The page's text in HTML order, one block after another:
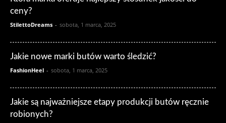
ceny?
StilettoDreams - sobota, 1 marca, 2025
Jakie nowe marki butów warto śledzić?
FashionHeel - sobota, 1 marca, 2025
Jakie są najważniejsze etapy produkcji butów ręcznie
robionych?